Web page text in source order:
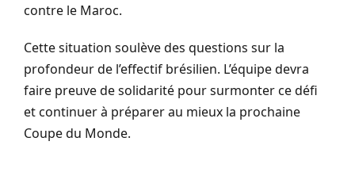
contre le Maroc.
Cette situation soulève des questions sur la
profondeur de l’effectif brésilien. L’équipe devra
faire preuve de solidarité pour surmonter ce défi
et continuer à préparer au mieux la prochaine
Coupe du Monde.